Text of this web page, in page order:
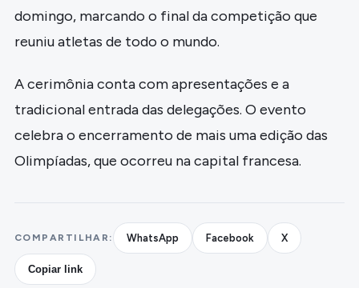
domingo, marcando o final da competição que
reuniu atletas de todo o mundo.
A cerimônia conta com apresentações e a
tradicional entrada das delegações. O evento
celebra o encerramento de mais uma edição das
Olimpíadas, que ocorreu na capital francesa.
COMPARTILHAR: WhatsApp Facebook X
Copiar link